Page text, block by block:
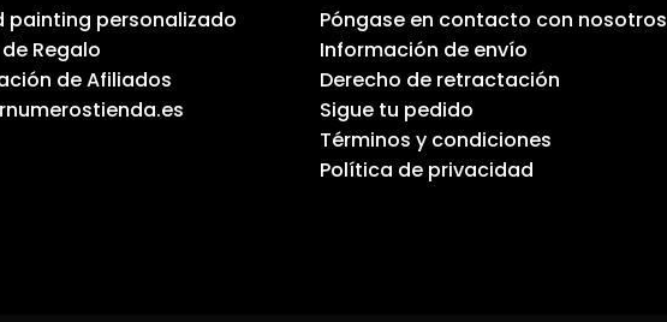
painting personalizado
Regalo
de Afiliados
Póngase en contacto con nosotros
Información de envío
Derecho de retractación
Sigue tu pedido
Términos y condiciones
Política de privacidad